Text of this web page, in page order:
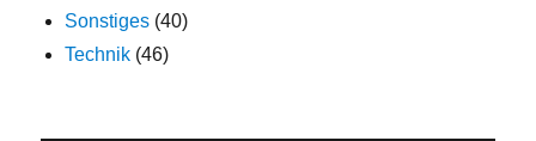
Sonstiges (40)
Technik (46)